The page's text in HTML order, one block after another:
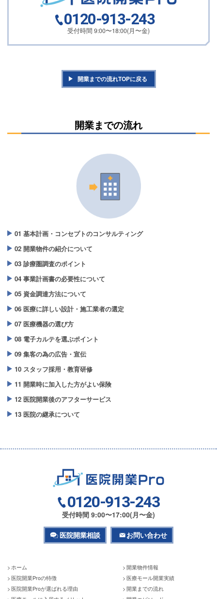
0120-913-243
受付時間 9:00〜18:00(月〜金)
開業までの流れTOPに戻る
開業までの流れ
01 基本計画・コンセプトのコンサルティング
02 開業物件の紹介について
03 診療圏調査のポイント
04 事業計画書の必要性について
05 資金調達方法について
06 医療に詳しい設計・施工業者の選定
07 医療機器の選び方
08 電子カルテを選ぶポイント
09 集客の為の広告・宣伝
10 スタッフ採用・教育研修
11 開業時に加入した方がよい保険
12 医院開業後のアフターサービス
13 医院の継承について
0120-913-243
受付時間 9:00〜17:00(月〜金)
医院開業相談 お問い合わせ
ホーム
医院開業Proの特徴
医院開業Proが選ばれる理由
開業物件情報
医療モール開業実績
開業までの流れ